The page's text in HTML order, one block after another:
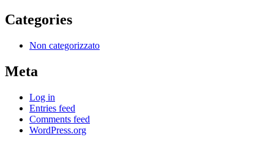
Categories
Non categorizzato
Meta
Log in
Entries feed
Comments feed
WordPress.org